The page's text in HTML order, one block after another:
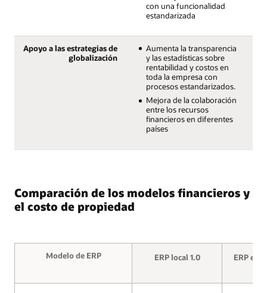
con una funcionalidad
estandarizada
Apoyo a las estrategias de
globalización
Aumenta la transparencia
y las estadísticas sobre
rentabilidad y costos en
toda la empresa con
procesos estandarizados.
Mejora de la colaboración
entre los recursos
financieros en diferentes
países
Comparación de los modelos financieros y
el costo de propiedad
Modelo de ERP ERP local 1.0 ERP en
Modelo de ERP